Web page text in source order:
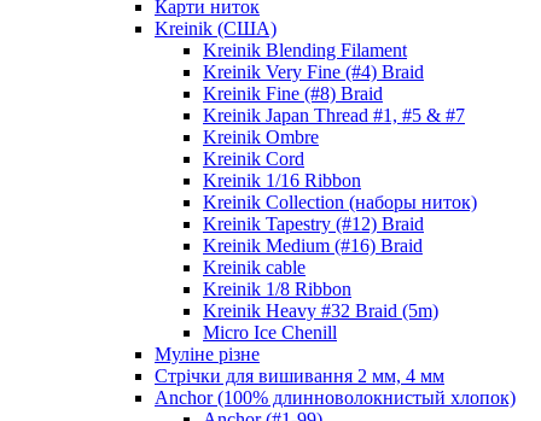
Карти ниток
Kreinik (США)
Kreinik Blending Filament
Kreinik Very Fine (#4) Braid
Kreinik Fine (#8) Braid
Kreinik Japan Thread #1, #5 & #7
Kreinik Ombre
Kreinik Cord
Kreinik 1/16 Ribbon
Kreinik Collection (наборы ниток)
Kreinik Tapestry (#12) Braid
Kreinik Medium (#16) Braid
Kreinik cable
Kreinik 1/8 Ribbon
Kreinik Heavy #32 Braid (5m)
Micro Ice Chenill
Муліне різне
Стрічки для вишивання 2 мм, 4 мм
Anchor (100% длинноволокнистый хлопок)